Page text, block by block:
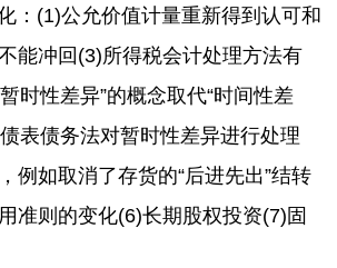
：(1)公允价值计量重新得到认可和
能冲回(3)所得税会计处理方法有
时性差异”的概念取代“时间性差
表债务法对暂时性差异进行处理
例如取消了存货的“后进先出”结转
准则的变化(6)长期股权投资(7)固